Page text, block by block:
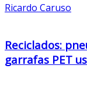
Ricardo Caruso
Reciclados:
garrafas PET